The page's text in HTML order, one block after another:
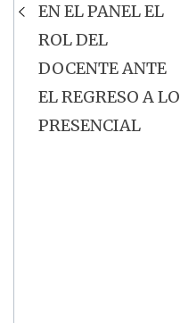
EN EL PANEL EL
ROL DEL
DOCENTE ANTE
EL REGRESO A LO
PRESENCIAL